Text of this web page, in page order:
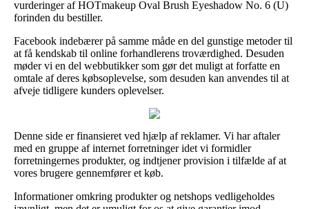
vurderinger af HOTmakeup Oval Brush Eyeshadow No. 6 (U)
forinden du bestiller.
Facebook indebærer på samme måde en del gunstige metoder til
at få kendskab til online forhandlerens troværdighed. Desuden
møder vi en del webbutikker som gør det muligt at forfatte en
omtale af deres købsoplevelse, som desuden kan anvendes til at
afveje tidligere kunders oplevelser.
Denne side er finansieret ved hjælp af reklamer. Vi har aftaler
med en gruppe af internet forretninger idet vi formidler
forretningernes produkter, og indtjener provision i tilfælde af at
vores brugere gennemfører et køb.
Informationer omkring produkter og netshops vedligeholdes